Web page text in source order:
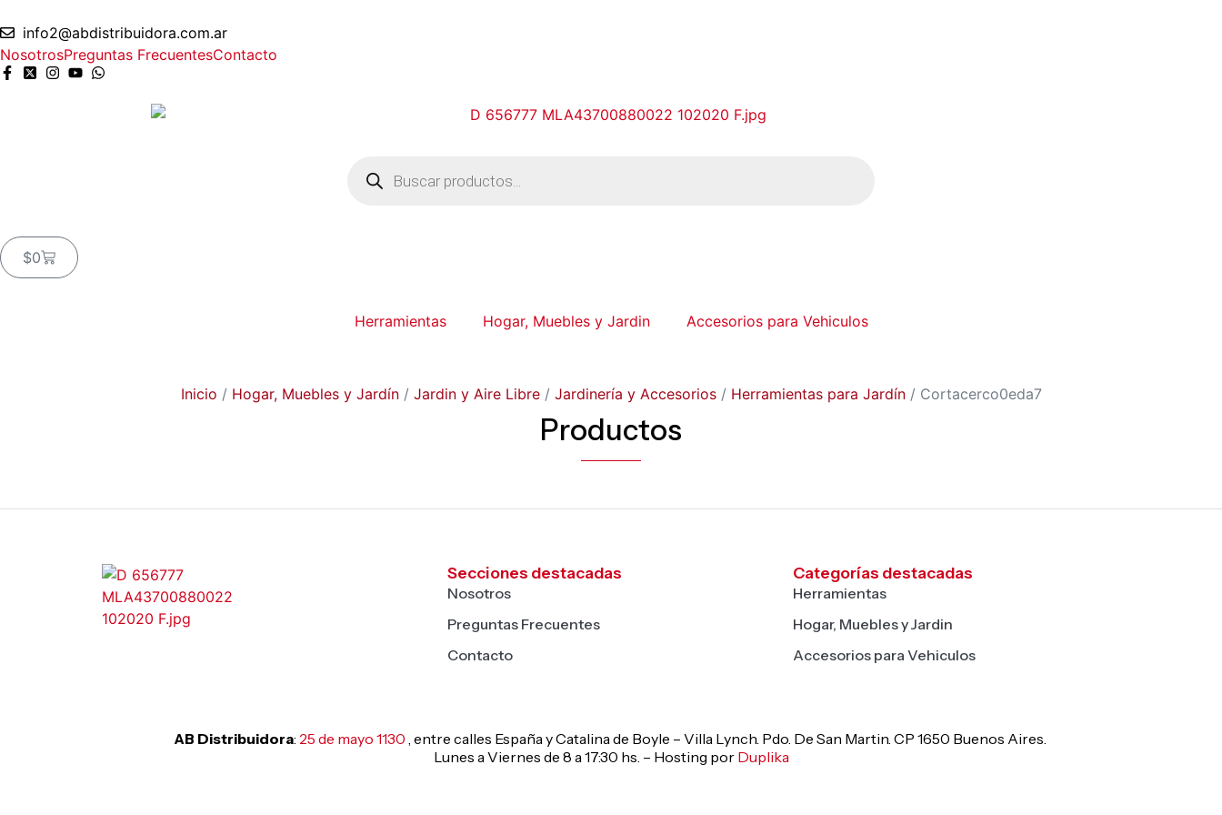
info2@abdistribuidora.com.ar
NosotrosPreguntas FrecuentesContacto
$0
Herramientas Hogar, Muebles y Jardin Accesorios para Vehiculos
Inicio / Hogar, Muebles y Jardín/ Jardin y Aire Libre/ Jardinería y Accesorios/ Herramientas para Jardín/ Cortacerco0eda7
Productos
Secciones destacadas
Nosotros
Preguntas Frecuentes
Contacto
Categorías destacadas
Herramientas
Hogar, Muebles y Jardin
Accesorios para Vehiculos
AB Distribuidora: 25 de mayo 1130 , entre calles España y Catalina de Boyle – Villa Lynch. Pdo. De San Martin. CP 1650 Buenos Aires.
Lunes a Viernes de 8 a 17:30 hs. – Hosting por Duplika